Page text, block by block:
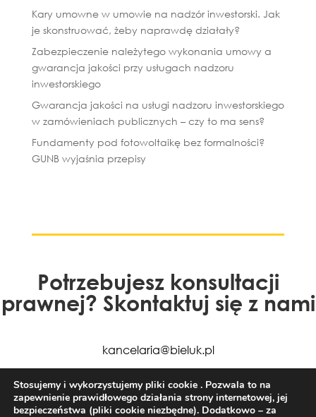
Kary umowne w umowie na nadzór inwestorski. Jak
je skonstruować, żeby naprawdę działały?
Zabezpieczenie należytego wykonania umowy a
gwarancja jakości przy usługach nadzoru
inwestorskiego
Gwarancja jakości na usługi nadzoru inwestorskiego
w zamówieniach publicznych – czy to ma sens?
Fundamenty pod fotowoltaikę bez formalności?
GUNB wyjaśnia przepisy
Potrzebujesz konsultacji
prawnej? Skontaktuj się z nami
kancelaria@bieluk.pl
+48 85 663 77 50
Stosujemy i wykorzystujemy pliki cookie . Pozwala to na
zapewnienie prawidłowego działania strony internetowej, jej
bezpieczeństwa (pliki cookie niezbędne). Dodatkowo – za